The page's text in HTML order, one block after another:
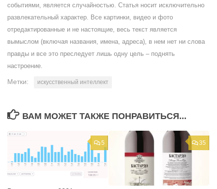
событиями, является случайностью. Статья носит исключительно
развлекательный характер. Все картинки, видео и фото
отредактированные и не настоящие, весь текст является
вымыслом (включая названия, имена, адреса), в нем нет ни слова
правды и все это преследует лишь одну цель – поднять
настроение.
Метки: искусственный интеллект
ВАМ МОЖЕТ ТАКЖЕ ПОНРАВИТЬСЯ...
5 35